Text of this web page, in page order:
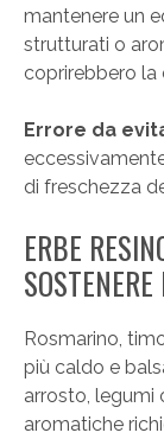
mantenere un
strutturati o
coprirebbero
Errore da
di freschezza
ERBE
Rosmarino,
più caldo e
arrosto, legumi
aromatiche